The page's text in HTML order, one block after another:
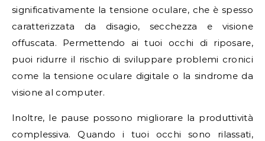
significativamente la tensione oculare, che è spesso
caratterizzata da disagio, secchezza e visione
offuscata. Permettendo ai tuoi occhi di riposare,
puoi ridurre il rischio di sviluppare problemi cronici
come la tensione oculare digitale o la sindrome da
visione al computer.
Inoltre, le pause possono migliorare la produttività
complessiva. Quando i tuoi occhi sono rilassati,